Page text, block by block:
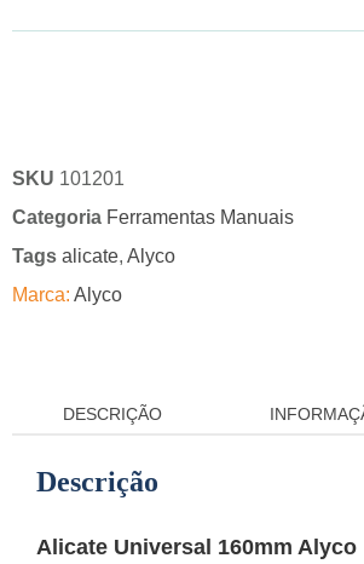
SKU 101201
Categoria Ferramentas Manuais
Tags alicate, Alyco
Marca: Alyco
DESCRIÇÃO
Descrição
Alicate Universal 160mm Alyco